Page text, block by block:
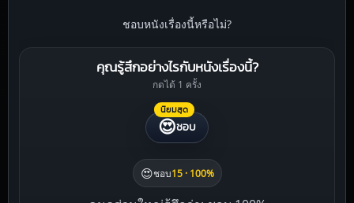
ชอบหนังเรื่องนี้หรือไม่?
คุณรู้สึกอย่างไรกับหนังเรื่องนี้?
กดได้ 1 ครั้ง
นิยมสุด
😍ชอบ
😍ชอบ15 · 100%